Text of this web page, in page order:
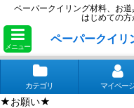
ペーパークイリング材料、お
はじめての方
メニュー
ペーパークイリ
カテゴリ マイペー
★お願い★